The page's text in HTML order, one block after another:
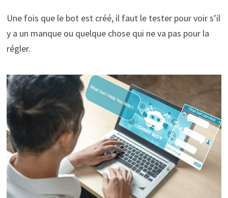
Une fois que le bot est créé, il faut le tester pour voir s’il
y a un manque ou quelque chose qui ne va pas pour la
régler.